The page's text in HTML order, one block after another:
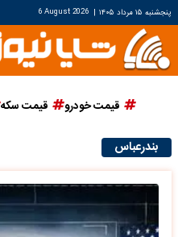
پنجشنبه ۱۵ مرداد ۱۴۰۵ |
6 August 2026
قیمت خودرو قیمت سکه
بندرعباس